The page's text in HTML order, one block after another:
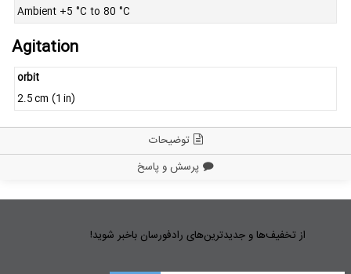
Ambient +5 °C to 80 °C
Agitation
orbit
2.5 cm (1 in)
توضیحات
پرسش و پاسخ
از تخفیف‌ها و جدیدترین‌های رادفورسان باخبر شوید!